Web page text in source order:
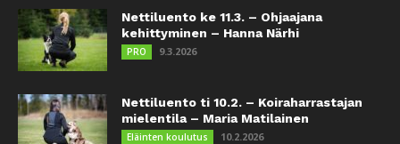
Nettiluento ke 11.3. – Ohjaajana
kehittyminen – Hanna Närhi
PRO 9.3.2026
Nettiluento ti 10.2. – Koiraharrastajan
mielentila – Maria Matilainen
Eläinten koulutus 10.2.2026